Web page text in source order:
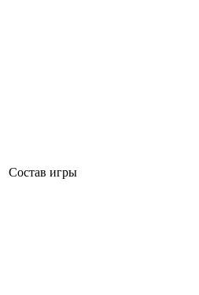
Состав игры